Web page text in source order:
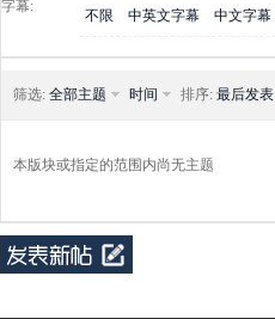
字幕:
不限 中英文字幕 中文字幕
筛选: 全部主题 时间 排序: 最后发表
本版块或指定的范围内尚无主题